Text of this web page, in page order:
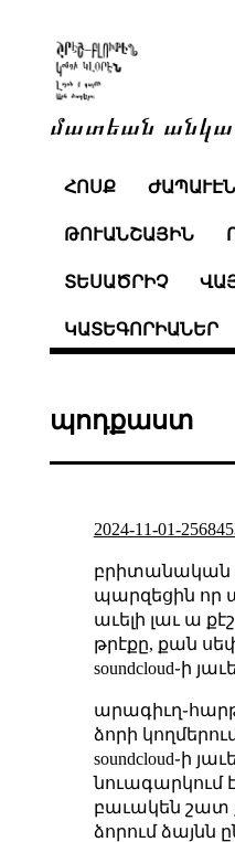
մատեան
ՀՈՍՔ ԺԱՊԱՒԷՆ
ԹՈՒԱՆՇԱՅԻՆ
ՏԵՍԱԾՐԻՉ
ԿԱՏԵԳՈՐԻԱՆԵՐ
պոդքաստ
2024-11-01-
բրիտանական
պարզեցին որ
աւելի լաւ ա
թրէքը, քան
soundcloud֊ի
ձորի
soundcloud֊ի
նուագարկում
բաւակեն շատ
ձորում ձայնն